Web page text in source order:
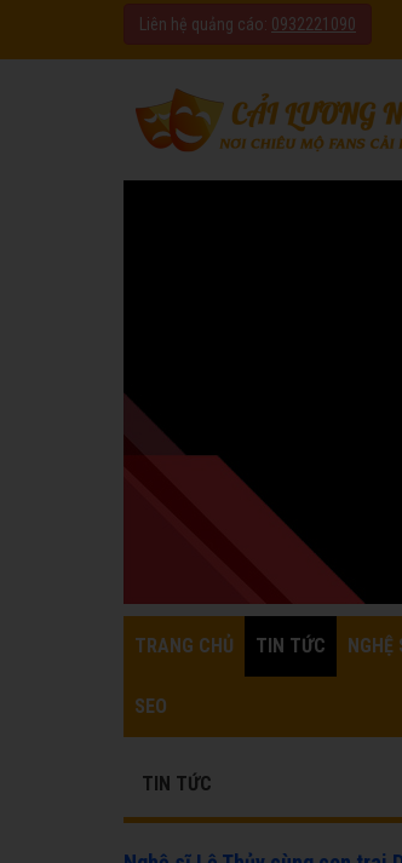
Liên hệ quảng cáo: 0932221090
TRANG CHỦ TIN TỨC NGHỆ
SEO
TIN TỨC